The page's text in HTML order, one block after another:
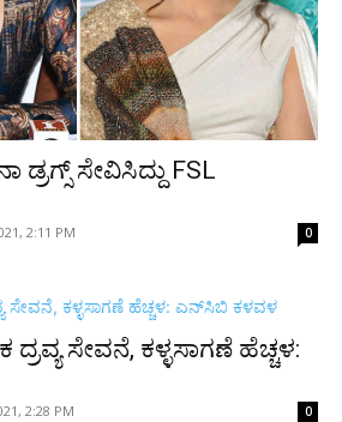
ಸೇವಿಸಿದ್ದು FSL
2:11 PM 0
ಸೇವನೆ, ಕಳ್ಳಸಾಗಣೆ ಹೆಚ್ಚಳ:
2:28 PM 0